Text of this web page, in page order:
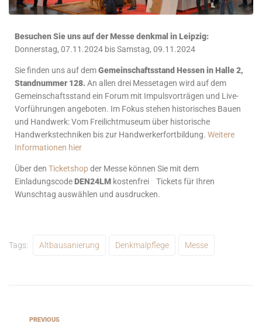
Besuchen Sie uns auf der Messe denkmal in Leipzig:
Donnerstag, 07.11.2024 bis Samstag, 09.11.2024
Sie finden uns auf demGemeinschaftsstand Hessen in Halle 2,
Standnummer 128.An allen drei Messetagen wird auf dem
Gemeinschaftsstand ein Forum mit Impulsvorträgen und Live-
Vorführungen angeboten. Im Fokus stehen historisches Bauen
und Handwerk: Vom Freilichtmuseum über historische
Handwerkstechniken bis zur Handwerkerfortbildung. Weitere
Informationen hier
Über den Ticketshop der Messe können Sie mit dem
EinladungscodeDEN24LM kostenfrei Tickets für Ihren
Wunschtag auswählen und ausdrucken.
Tags: Altbausanierung Denkmalpflege Messe
PREVIOUS